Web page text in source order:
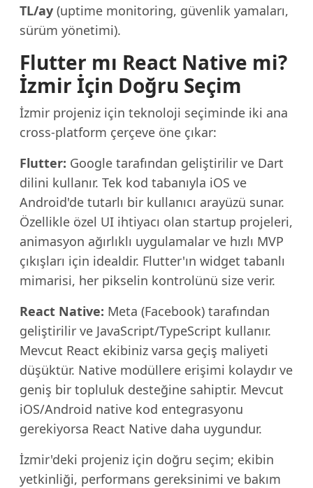
TL/ay (uptime monitoring, güvenlik yamaları,
sürüm yönetimi).
Flutter mı React Native mi?
İzmir İçin Doğru Seçim
İzmir projeniz için teknoloji seçiminde iki ana
cross-platform çerçeve öne çıkar:
Flutter: Google tarafından geliştirilir ve Dart
dilini kullanır. Tek kod tabanıyla iOS ve
Android'de tutarlı bir kullanıcı arayüzü sunar.
Özellikle özel UI ihtiyacı olan startup projeleri,
animasyon ağırlıklı uygulamalar ve hızlı MVP
çıkışları için idealdir. Flutter'ın widget tabanlı
mimarisi, her pikselin kontrolünü size verir.
React Native: Meta (Facebook) tarafından
geliştirilir ve JavaScript/TypeScript kullanır.
Mevcut React ekibiniz varsa geçiş maliyeti
düşüktür. Native modüllere erişimi kolaydır ve
geniş bir topluluk desteğine sahiptir. Mevcut
iOS/Android native kod entegrasyonu
gerekiyorsa React Native daha uygundur.
İzmir'deki projeniz için doğru seçim; ekibin
yetkinliği, performans gereksinimi ve bakım